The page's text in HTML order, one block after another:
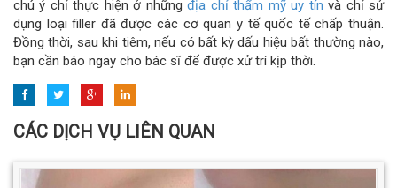
chú ý chỉ thực hiện ở nhữngđịa chỉ thẩm mỹ uy tín và chỉ sử
dụng loại filler đã được các cơ quan y tế quốc tế chấp thuận.
Đồng thời, sau khi tiêm, nếu có bất kỳ dấu hiệu bất thường nào,
bạn cần báo ngay cho bác sĩ để được xử trí kịp thời.
CÁC DỊCH VỤ LIÊN QUAN